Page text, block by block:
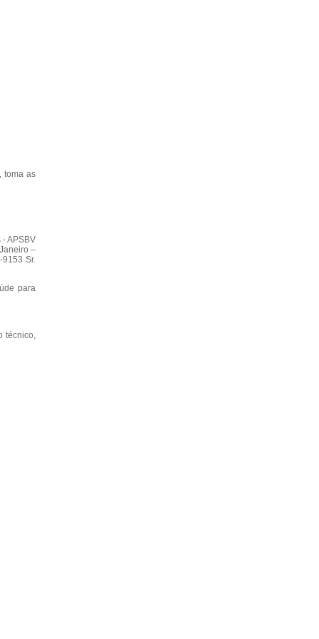
toma as
APSBV
–
Sr.
para
técnico,